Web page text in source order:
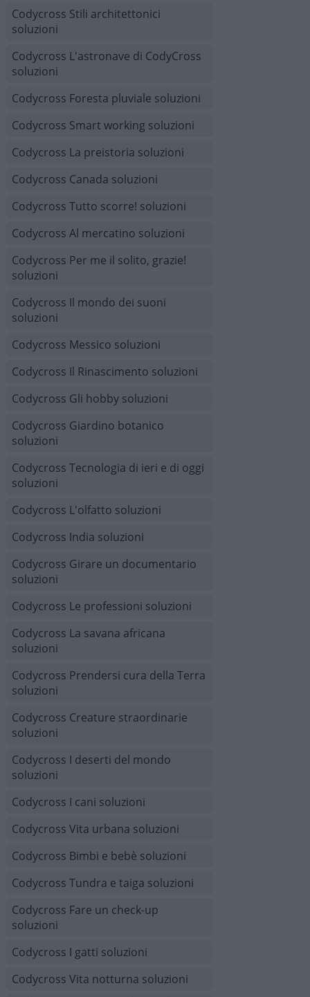
Codycross Stili architettonici
soluzioni
Codycross L'astronave di CodyCross
soluzioni
Codycross Foresta pluviale soluzioni
Codycross Smart working soluzioni
Codycross La preistoria soluzioni
Codycross Canada soluzioni
Codycross Tutto scorre! soluzioni
Codycross Al mercatino soluzioni
Codycross Per me il solito, grazie!
soluzioni
Codycross Il mondo dei suoni
soluzioni
Codycross Messico soluzioni
Codycross Il Rinascimento soluzioni
Codycross Gli hobby soluzioni
Codycross Giardino botanico
soluzioni
Codycross Tecnologia di ieri e di oggi
soluzioni
Codycross L'olfatto soluzioni
Codycross India soluzioni
Codycross Girare un documentario
soluzioni
Codycross Le professioni soluzioni
Codycross La savana africana
soluzioni
Codycross Prendersi cura della Terra
soluzioni
Codycross Creature straordinarie
soluzioni
Codycross I deserti del mondo
soluzioni
Codycross I cani soluzioni
Codycross Vita urbana soluzioni
Codycross Bimbi e bebè soluzioni
Codycross Tundra e taiga soluzioni
Codycross Fare un check-up
soluzioni
Codycross I gatti soluzioni
Codycross Vita notturna soluzioni